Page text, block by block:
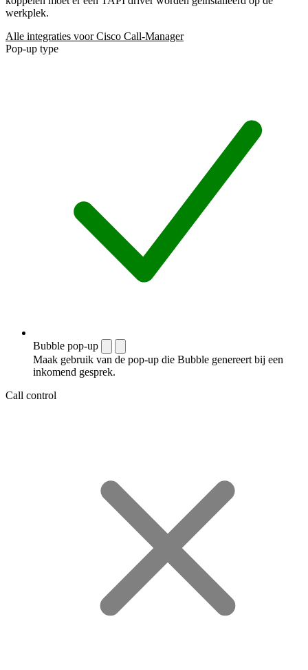
werkplek.
Alle integraties voor Cisco Call-Manager
Pop-up type
Bubble pop-up
Maak gebruik van de pop-up die Bubble genereert bij een
inkomend gesprek.
Call control